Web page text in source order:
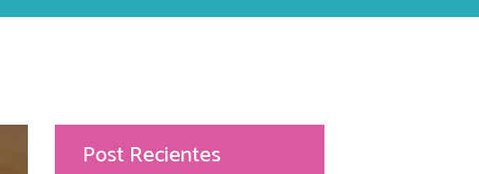
Post Recientes